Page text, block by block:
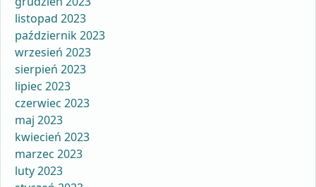
listopad 2023
październik 2023
wrzesień 2023
sierpień 2023
lipiec 2023
czerwiec 2023
maj 2023
kwiecień 2023
marzec 2023
luty 2023